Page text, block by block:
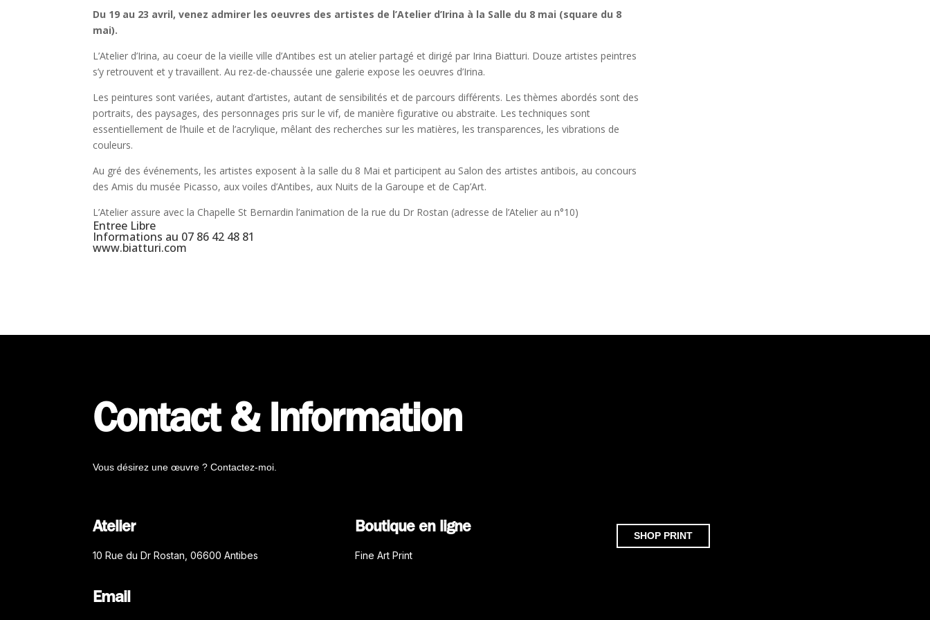
Du 19 au 23 avril, venez admirer les oeuvres des artistes de l’Atelier d’Irina à la Salle du 8 mai (square du 8
mai).
L’Atelier d’Irina, au coeur de la vieille ville d’Antibes est un atelier partagé et dirigé par Irina Biatturi. Douze artistes peintres
s’y retrouvent et y travaillent. Au rez-de-chaussée une galerie expose les oeuvres d’Irina.
Les peintures sont variées, autant d’artistes, autant de sensibilités et de parcours différents. Les thèmes abordés sont des
portraits, des paysages, des personnages pris sur le vif, de manière figurative ou abstraite. Les techniques sont
essentiellement de l’huile et de l’acrylique, mêlant des recherches sur les matières, les transparences, les vibrations de
couleurs.
Au gré des événements, les artistes exposent à la salle du 8 Mai et participent au Salon des artistes antibois, au concours
des Amis du musée Picasso, aux voiles d’Antibes, aux Nuits de la Garoupe et de Cap’Art.
L’Atelier assure avec la Chapelle St Bernardin l’animation de la rue du Dr Rostan (adresse de l’Atelier au n°10)
Entree Libre
Informations au 07 86 42 48 81
www.biatturi.com
Contact & Information
Vous désirez une œuvre ? Contactez-moi.
Atelier
10 Rue du Dr Rostan, 06600 Antibes
Email
Boutique en ligne
Fine Art Print
SHOP PRINT